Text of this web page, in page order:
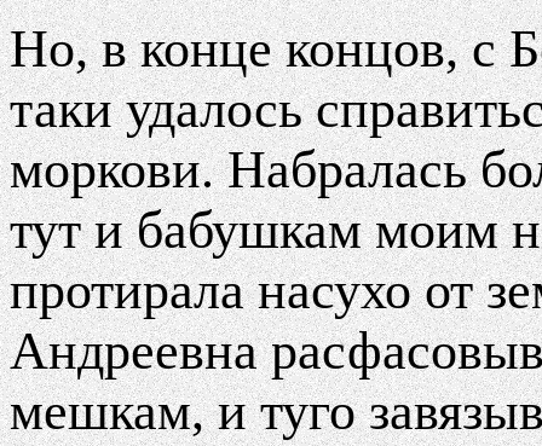
Но, в конце концов, с
таки удалось
моркови. Набралась
тут и бабушкам моим
протирала насухо от
Андреевна
мешкам, и туго